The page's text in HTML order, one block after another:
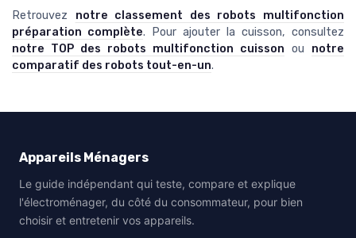
Retrouvez notre classement des robots multifonction
préparation complète. Pour ajouter la cuisson, consultez
notre TOP des robots multifonction cuisson ou notre
comparatif des robots tout-en-un.
Appareils Ménagers
Le guide indépendant qui teste, compare et explique
l'électroménager, du côté du consommateur, pour bien
choisir et entretenir vos appareils.